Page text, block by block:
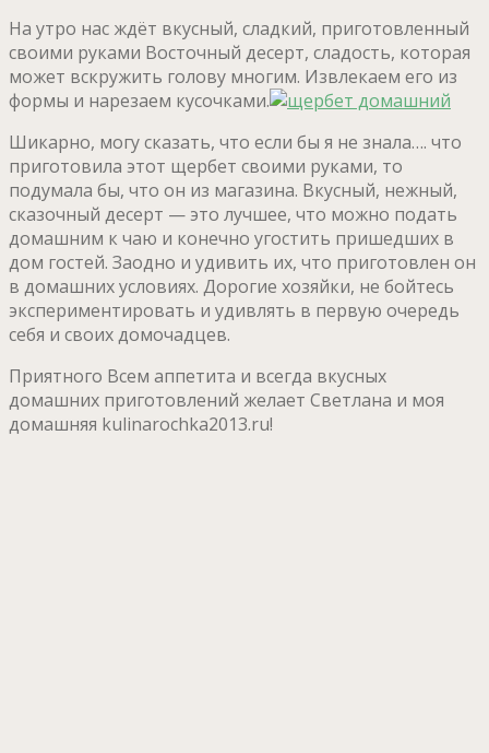
На утро нас ждёт вкусный, сладкий, приготовленный
своими руками Восточный десерт, сладость, которая
может вскружить голову многим. Извлекаем его из
формы и нарезаем кусочками.
Шикарно, могу сказать, что если бы я не знала…. что
приготовила этот щербет своими руками, то
подумала бы, что он из магазина. Вкусный, нежный,
сказочный десерт — это лучшее, что можно подать
домашним к чаю и конечно угостить пришедших в
дом гостей. Заодно и удивить их, что приготовлен он
в домашних условиях. Дорогие хозяйки, не бойтесь
экспериментировать и удивлять в первую очередь
себя и своих домочадцев.
Приятного Всем аппетита и всегда вкусных
домашних приготовлений желает Светлана и моя
домашняя kulinarochka2013.ru!